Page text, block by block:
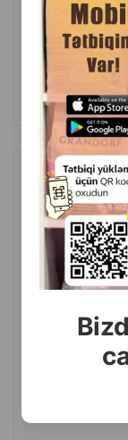
(0
1 ədəd
Royal Canin
bağırsaq traktı